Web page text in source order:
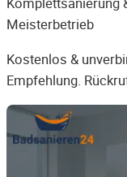
Meisterbetrieb
Kostenlos &
Empfehlung.